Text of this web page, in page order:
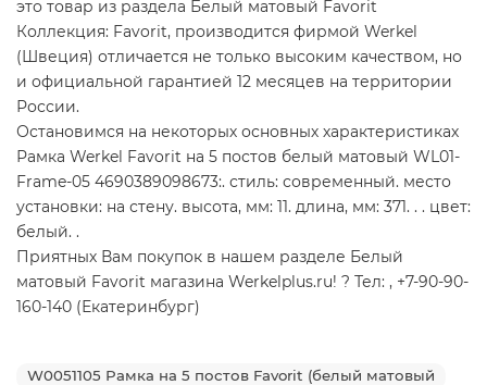
это товар из раздела Белый матовый Favorit
Коллекция: Favorit, производится фирмой Werkel
(Швеция) отличается не только высоким качеством, но
и официальной гарантией 12 месяцев на территории
России.
Остановимся на некоторых основных характеристиках
Рамка Werkel Favorit на 5 постов белый матовый WL01-
Frame-05 4690389098673:. стиль: современный. место
установки: на стену. высота, мм: 11. длина, мм: 371. . . цвет:
белый. .
Приятных Вам покупок в нашем разделе Белый
матовый Favorit магазина Werkelplus.ru! ? Тел: , +7-90-90-
160-140 (Екатеринбург)
W0051105 Рамка на 5 постов Favorit (белый матовый